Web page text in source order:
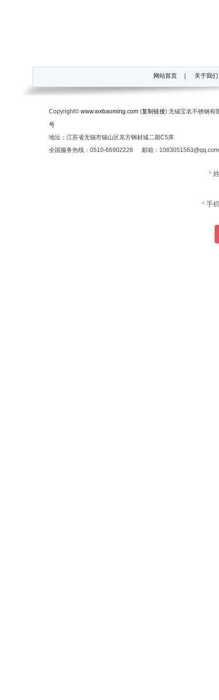
网站首页 关于我们
Copyright© www.wxbaoming.com (复制链接) 无锡宝名不锈钢
号
地址：江苏省无锡市锡山区东方钢材城二期C5库
全国服务热线：0510-66902228 邮箱：